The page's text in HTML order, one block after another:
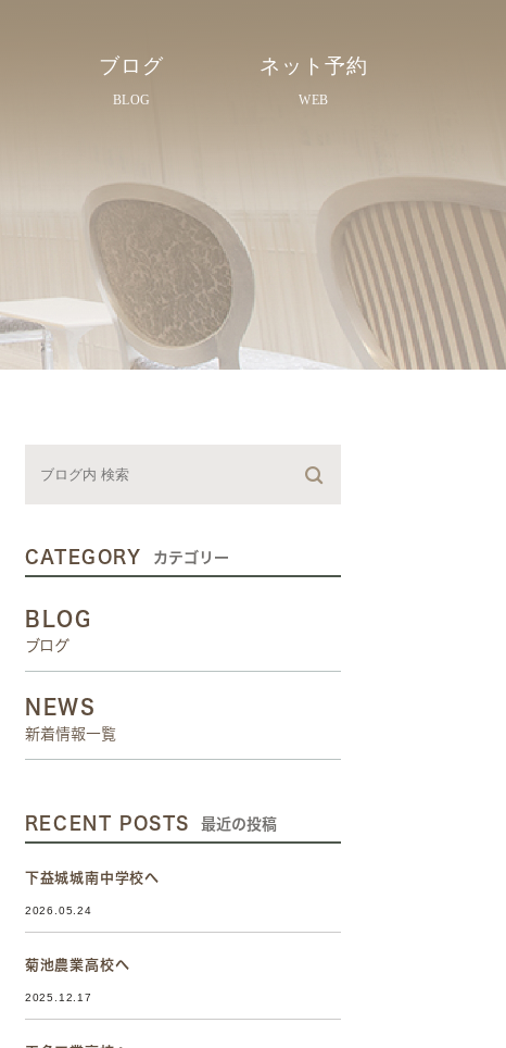
ブログ
BLOG
ネット予約
WEB
CATEGORY カテゴリー
BLOG
ブログ
NEWS
新着情報一覧
RECENT POSTS 最近の投稿
下益城城南中学校へ
2026.05.24
菊池農業高校へ
2025.12.17